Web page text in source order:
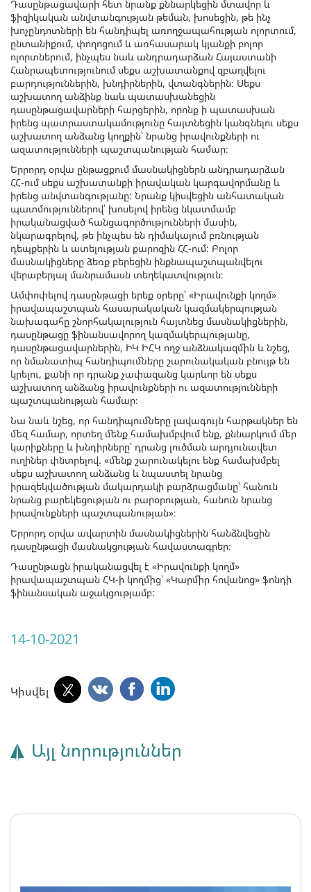
Դասընթացավարի հետ նրանք քննարկեցին մտավոր և
ֆիզիկական անվտանգության թեման, խոսեցին, թե ինչ
խոչընդոտների են հանդիպել առողջապահության ոլորտում,
ընտանիքում, փողոցում և առհասարակ կյանքի բոլոր
ոլորտներում, ինչպես նաև անդրադարձան Հայաստանի
Հանրապետությունում սեքս աշխատանքով զբաղվելու
բարդություններին, խնդիրներին, վտանգներին։ Սեքս
աշխատող անձինք նաև պատասխանեցին
դասընթացավարների հարցերին, որոնք ի պատասխան
իրենց պատրաստակամությունը հայտնեցին կանգնելու սեքս
աշխատող անձանց կողքին՝ նրանց իրավունքների ու
ազատությունների պաշտպանության համար։
Երրորդ օրվա ընթացքում մասնակիցներն անդրադարձան
ՀՀ-ում սեքս աշխատանքի իրավական կարգավորմանը և
իրենց անվտանգությանը: Նրանք կիսվեցին անհատական
պատմություններով՝ խոսելով իրենց նկատմամբ
իրականացված հանցագործությունների մասին,
նկարագրելով, թե ինչպես են դիմակայում բռնության
դեպքերին և ատելության քարոզին ՀՀ-ում: Բոլոր
մասնակիցները ձեռք բերեցին ինքնապաշտպանվելու
վերաբերյալ մանրամասն տեղեկատվություն։
Ամփոփելով դասընթացի երեք օրերը՝ «Իրավունքի կողմ»
իրավապաշտպան հասարակական կազմակերպության
նախագահը շնորհակալություն հայտնեց մասնակիցներին,
դասընթացը ֆինանսավորող կազմակերպությանը,
դասընթացավարներին, ԻԿ ԻՀԿ ողջ անձնակազմին և նշեց,
որ նմանատիպ հանդիպումները շարունակական բնույթ են
կրելու, քանի որ դրանք չափազանց կարևոր են սեքս
աշխատող անձանց իրավունքների ու ազատությունների
պաշտպանության համար։
Նա նաև նշեց, որ հանդիպումները լավագույն հարթակներ են
մեզ համար, որտեղ մենք համախմբվում ենք, քննարկում մեր
կարիքները և խնդիրները՝ դրանց լուծման արդյունավետ
ուղիներ փնտրելով. «մենք շարունակելու ենք համախմբել
սեքս աշխատող անձանց և նպաստել նրանց
իրազեկվածության մակարդակի բարձրացմանը՝ հանուն
նրանց բարեկեցության ու բարօրության, հանուն նրանց
իրավունքների պաշտպանության»։
Երրորդ օրվա ավարտին մասնակիցներին հանձնվեցին
դասընթացի մասնակցության հավաստագրեր։
Դասընթացն իրականացվել է «Իրավունքի կողմ»
իրավապաշտպան ՀԿ-ի կողմից՝ «Կարմիր հովանոց» ֆոնդի
ֆինանսական աջակցությամբ:
14-10-2021
Կիսվել
Այլ նորություններ